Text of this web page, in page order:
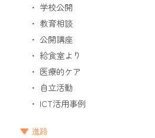
学校公開
教育相談
公開講座
給食室より
医療的ケア
自立活動
ICT活用事例
進路